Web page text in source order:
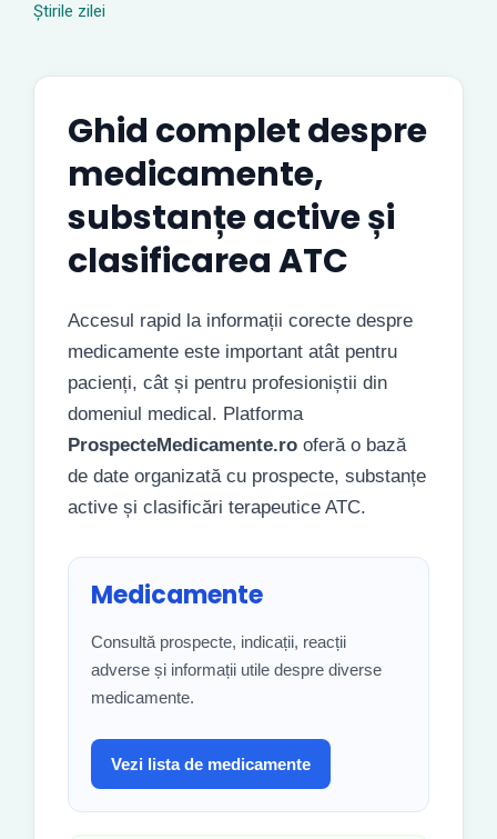
Știrile zilei
Ghid complet despre
medicamente,
substanțe active și
clasificarea ATC
Accesul rapid la informații corecte despre
medicamente este important atât pentru
pacienți, cât și pentru profesioniștii din
domeniul medical. Platforma
ProspecteMedicamente.ro oferă o bază
de date organizată cu prospecte, substanțe
active și clasificări terapeutice ATC.
Medicamente
Consultă prospecte, indicații, reacții
adverse și informații utile despre diverse
medicamente.
Vezi lista de medicamente